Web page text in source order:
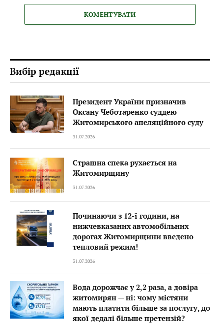
КОМЕНТУВАТИ
Вибір редакції
Президент України призначив
Оксану Чеботаренко суддею
Житомирського апеляційного суду
31.07.2026
Страшна спека рухається на
Житомирщину
31.07.2026
Починаючи з 12-ї години, на
нижчевказаних автомобільних
дорогах Житомирщини введено
тепловий режим!
31.07.2026
Вода дорожчає у 2,2 раза, а довіра
житомирян — ні: чому містяни
мають платити більше за послугу, до
якої дедалі більше претензій?